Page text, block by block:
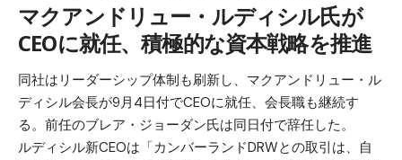
マクアンドリュー・ルディシル氏が
CEOに就任、積極的な資本戦略を推進
同社はリーダーシップ体制も刷新し、マクアンドリュー・ル
ディシル会長が9月4日付でCEOに就任、会長職も継続す
る。前任のブレア・ジョーダン氏は同日付で辞任した。
ルディシル新CEOは「カンバーランドDRWとの取引は、自